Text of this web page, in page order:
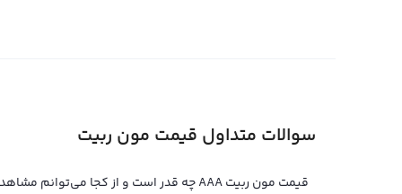
ربیت در پلتفرم معامله حرفه‌ای تعیین می‌شود. با این حال با
سوالات متداول قیمت مون ربیت
قیمت مون ربیت AAA چه قدر است و از کجا می‌توانم مشاهده کنم؟